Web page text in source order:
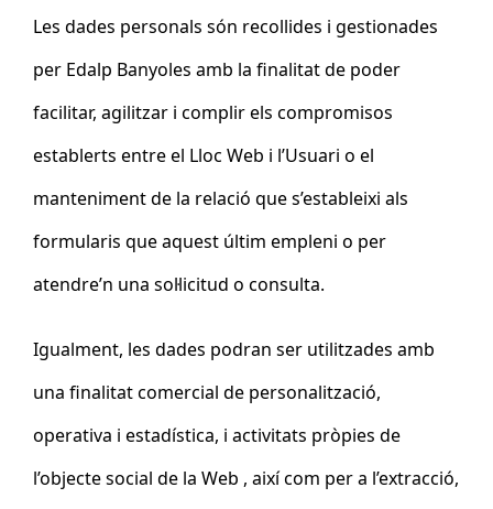
Les dades personals són recollides i gestionades
per Edalp Banyoles amb la finalitat de poder
facilitar, agilitzar i complir els compromisos
establerts entre el Lloc Web i l’Usuari o el
manteniment de la relació que s’estableixi als
formularis que aquest últim empleni o per
atendre’n una sol·licitud o consulta.
Igualment, les dades podran ser utilitzades amb
una finalitat comercial de personalització,
operativa i estadística, i activitats pròpies de
l’objecte social de la Web , així com per a l’extracció,